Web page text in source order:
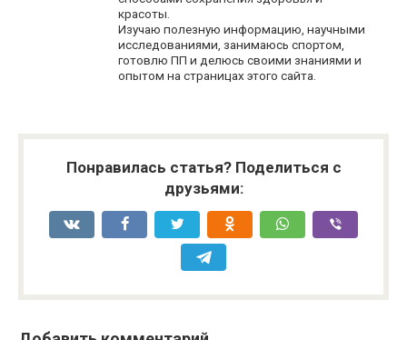
красоты.
Изучаю полезную информацию, научными
исследованиями, занимаюсь спортом,
готовлю ПП и делюсь своими знаниями и
опытом на страницах этого сайта.
Понравилась статья? Поделиться с
друзьями: